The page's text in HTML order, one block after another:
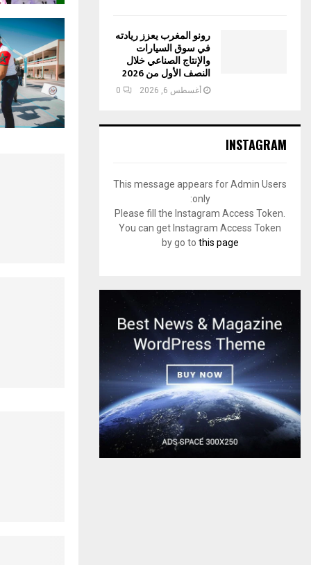
رونو المغرب يعزز ريادته
في سوق السيارات
والإنتاج الصناعي خلال
النصف الأول من 2026
أغسطس 6, 2026 0
INSTAGRAM
This message appears for Admin Users
only:
Please fill the Instagram Access Token.
You can get Instagram Access Token
by go to this page